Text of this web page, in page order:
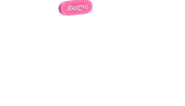
ახალი